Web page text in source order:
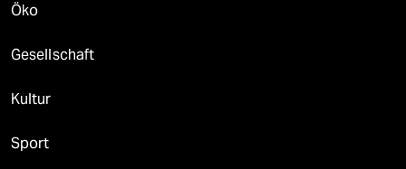
Öko
Gesellschaft
Kultur
Sport